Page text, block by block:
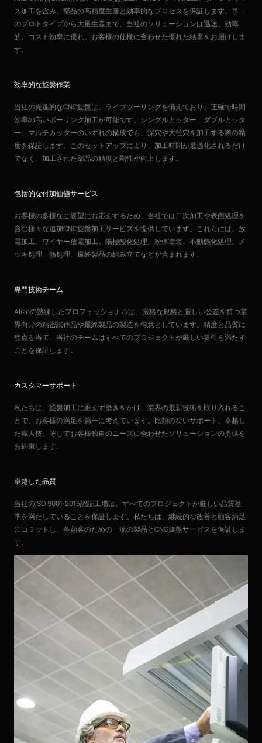
ス加工を含み、部品の高精度生産と効率的なプロセスを保証します。単一
のプロトタイプから大量生産まで、当社のソリューションは迅速、効率
的、コスト効率に優れ、お客様の仕様に合わせた優れた結果をお届けしま
す。
効率的な旋盤作業
当社の先進的なCNC旋盤は、ライブツーリングを備えており、正確で時間
効率の高いボーリング加工が可能です。シングルカッター、ダブルカッタ
ー、マルチカッターのいずれの構成でも、深穴や大径穴を加工する際の精
度を保証します。このセットアップにより、加工時間が最適化されるだけ
でなく、加工された部品の精度と剛性が向上します。
包括的な付加価値サービス
お客様の多様なご要望にお応えするため、当社では二次加工や表面処理を
含む様々な追加CNC旋盤加工サービスを提供しています。これらには、放
電加工、ワイヤー放電加工、陽極酸化処理、粉体塗装、不動態化処理、メ
ッキ処理、熱処理、最終製品の組み立てなどが含まれます。
専門技術チーム
Aliznの熟練したプロフェッショナルは、厳格な規格と厳しい公差を持つ業
界向けの精密試作品や最終製品の製造を得意としています。精度と品質に
焦点を当て、当社のチームはすべてのプロジェクトが厳しい要件を満たす
ことを保証します。
カスタマーサポート
私たちは、旋盤加工に絶えず磨きをかけ、業界の最新技術を取り入れるこ
とで、お客様の満足を第一に考えています。比類のないサポート、卓越し
た職人技、そしてお客様独自のニーズに合わせたソリューションの提供を
お約束します。
卓越した品質
当社のISO 9001:2015認証工場は、すべてのプロジェクトが厳しい品質基
準を満たしていることを保証します。私たちは、継続的な改善と顧客満足
にコミットし、各顧客のための一流の製品とCNC旋盤サービスを保証しま
す。